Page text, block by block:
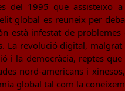
del 1995 que assisteixo
global es reuneix per
està infestat de
La revolució digital,
i la democràcia, reptes
nord-americans i
global tal com la